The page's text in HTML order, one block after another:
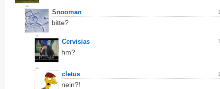
Snooman
bitte?
Cervisias
hm?
cletus
nein?!